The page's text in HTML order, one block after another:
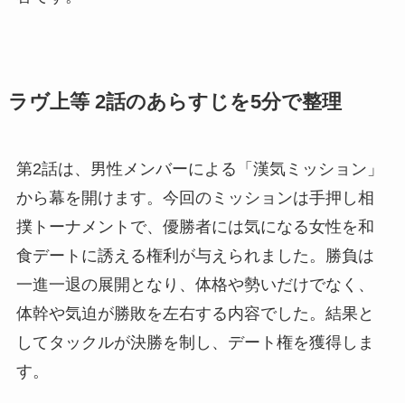
ラヴ上等 2話のあらすじを5分で整理
第2話は、男性メンバーによる「漢気ミッション」
から幕を開けます。今回のミッションは手押し相
撲トーナメントで、優勝者には気になる女性を和
食デートに誘える権利が与えられました。勝負は
一進一退の展開となり、体格や勢いだけでなく、
体幹や気迫が勝敗を左右する内容でした。結果と
してタックルが決勝を制し、デート権を獲得しま
す。